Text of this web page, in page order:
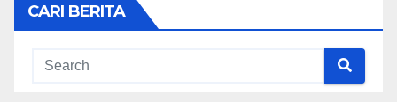
CARI BERITA